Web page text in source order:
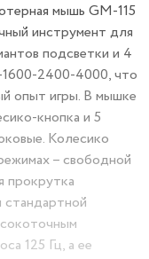
мышь GM-115
инструмент для
подсветки и 4
2400-4000, что
опыт игры. В мышке
кнопка и 5
Колесико
– свободной
прокрутка
стандартной
125 Гц, а ее